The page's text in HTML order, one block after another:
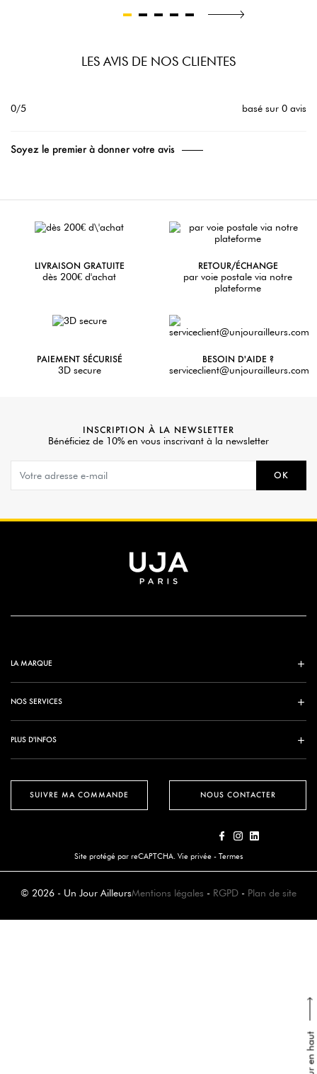
LES AVIS DE NOS CLIENTES
0/5 basé sur 0 avis
Soyez le premier à donner votre avis
LIVRAISON GRATUITE
dès 200€ d'achat
RETOUR/ÉCHANGE
par voie postale via notre
plateforme
PAIEMENT SÉCURISÉ
3D secure
BESOIN D'AIDE ?
serviceclient@unjourailleurs.com
INSCRIPTION À LA NEWSLETTER
Bénéficiez de 10% en vous inscrivant à la newsletter
OK
SUIVRE MA COMMANDE
LA MARQUE
NOS SERVICES
PLUS D'INFOS
NOUS CONTACTER
Site protégé par reCAPTCHA. Vie privée - Termes
© 2026 - Un Jour AilleursMentions légales - RGPD - Plan de site